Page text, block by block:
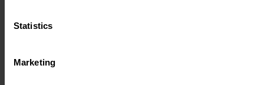
Statistics
Marketing